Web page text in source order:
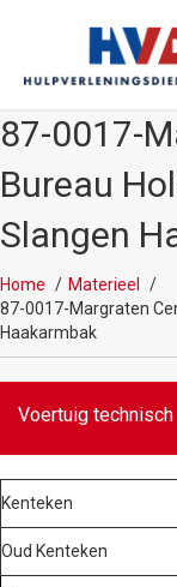
87-0017-
Bureau
Slangen
Home
Materieel
87-0017-Margraten
Haakarmbak
Voertuig technisch
Kenteken
Oud Kenteken